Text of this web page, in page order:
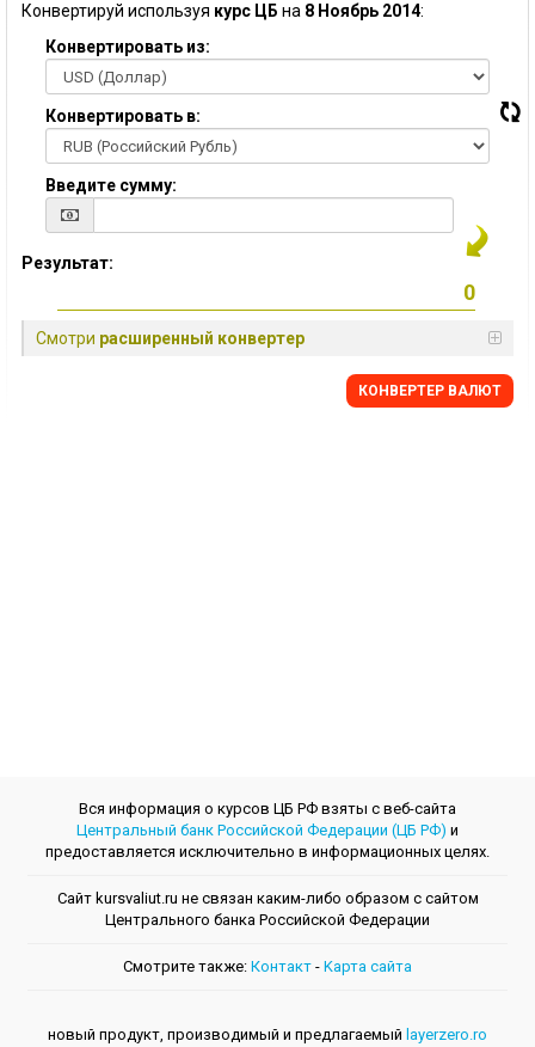
Конвертируй используя курс ЦБ на 8 Ноябрь 2014:
Конвертировать из:
Конвертировать в:
Введите сумму:
Результат:
Смотри расширенный конвертер
КОНВЕРТЕР ВАЛЮТ
Вся информация о курсов ЦБ РФ взяты с веб-сайта
Центральный банк Российской Федерации (ЦБ РФ) и
предоставляется исключительно в информационных целях.
Сайт kursvaliut.ru не связан каким-либо образом с сайтом
Центрального банкa Российской Федерации
Смотрите также: Контакт - Kарта сайта
новый продукт, производимый и предлагаемый layerzero.ro